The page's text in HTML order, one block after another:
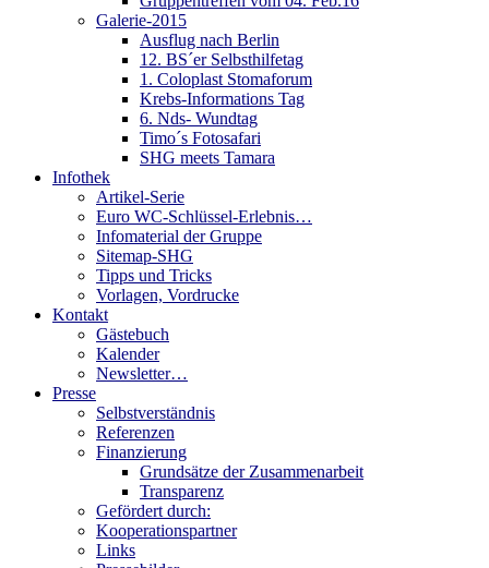
Galerie-2015
Ausflug nach Berlin
12. BS´er Selbsthilfetag
1. Coloplast Stomaforum
Krebs-Informations Tag
6. Nds- Wundtag
Timo´s Fotosafari
SHG meets Tamara
Infothek
Artikel-Serie
Euro WC-Schlüssel-Erlebnis…
Infomaterial der Gruppe
Sitemap-SHG
Tipps und Tricks
Vorlagen, Vordrucke
Kontakt
Gästebuch
Kalender
Newsletter…
Presse
Selbstverständnis
Referenzen
Finanzierung
Grundsätze der Zusammenarbeit
Transparenz
Gefördert durch:
Kooperationspartner
Links